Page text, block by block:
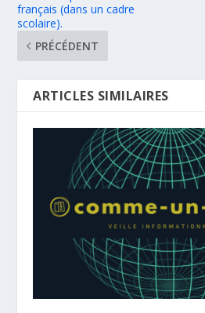
français (dans un cadre
scolaire).
PRÉCÉDENT
ARTICLES SIMILAIRES